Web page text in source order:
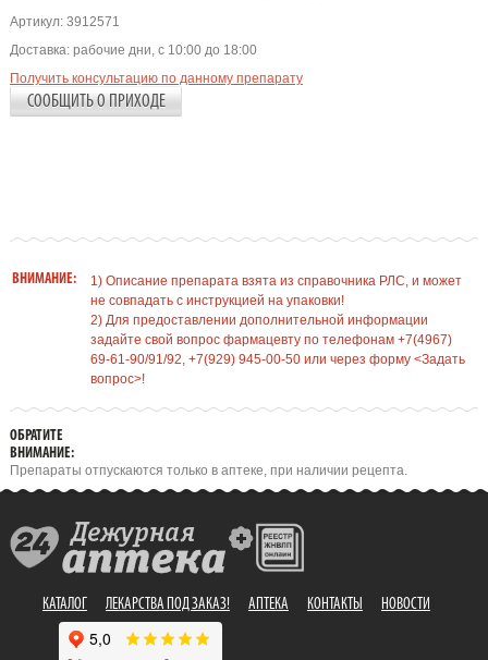
Артикул:3912571
Доставка: рабочие дни, с 10:00 до 18:00
Получить консультацию по данному препарату
СООБЩИТЬ О ПРИХОДЕ
ВНИМАНИЕ:
1) Описание препарата взята из справочника РЛС, и может
не совпадать с инструкцией на упаковки!
2) Для предоставлении дополнительной информации
задайте свой вопрос фармацевту по телефонам +7(4967)
69-61-90/91/92, +7(929) 945-00-50 или через форму <Задать
вопрос>!
ОБРАТИТЕ
ВНИМАНИЕ:
Препараты отпускаются только в аптеке, при наличии рецепта.
КАТАЛОГ ЛЕКАРСТВА ПОД ЗАКАЗ! АПТЕКА КОНТАКТЫ НОВОСТИ